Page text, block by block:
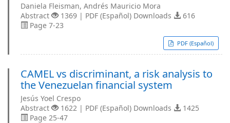
Daniela Fleisman, Andrés Mauricio Mora
Abstract
1369 | PDF (Español) Downloads
616
Page 7-23
PDF (Español)
CAMEL vs discriminant, a risk analysis to
the Venezuelan financial system
Jesús Yoel Crespo
Abstract
1622 | PDF (Español) Downloads
1425
Page 25-47